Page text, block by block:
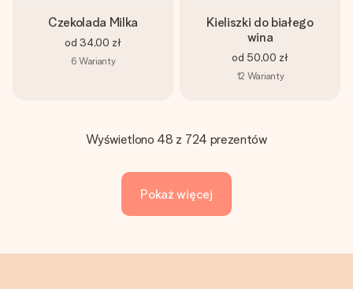
Czekolada Milka
od 34,00 zł
6 Warianty
Kieliszki do białego
wina
od 50,00 zł
12 Warianty
Wyświetlono 48 z 724 prezentów
Pokaż więcej